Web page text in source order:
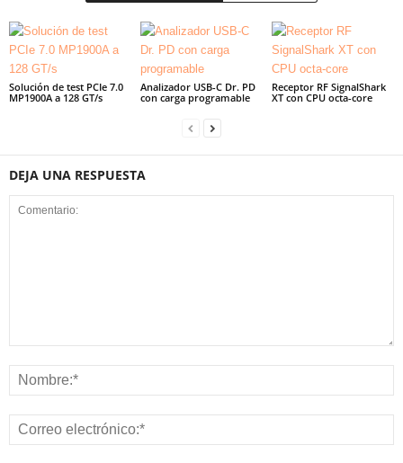
Solución de test PCIe 7.0
MP1900A a 128 GT/s
Analizador USB-C Dr. PD
con carga programable
Receptor RF SignalShark
XT con CPU octa-core
DEJA UNA RESPUESTA